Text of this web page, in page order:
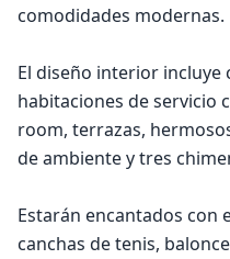
comodidades modernas.
El diseño interior incluye
habitaciones de servicio
room, terrazas,
de ambiente y tres
Estarán encantados con
canchas de tenis,